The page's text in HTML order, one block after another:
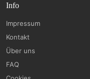
Info
Impressum
Kontakt
Über uns
FAQ